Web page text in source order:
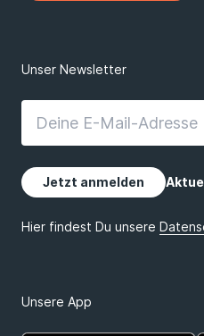
Unsere App